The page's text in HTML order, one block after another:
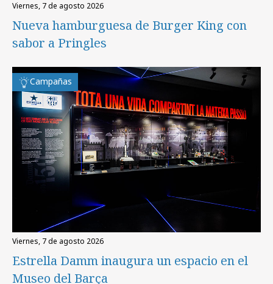
viernes, 7 de agosto 2026
Nueva hamburguesa de Burger King con
sabor a Pringles
Campañas
viernes, 7 de agosto 2026
Estrella Damm inaugura un espacio en el
Museo del Barça